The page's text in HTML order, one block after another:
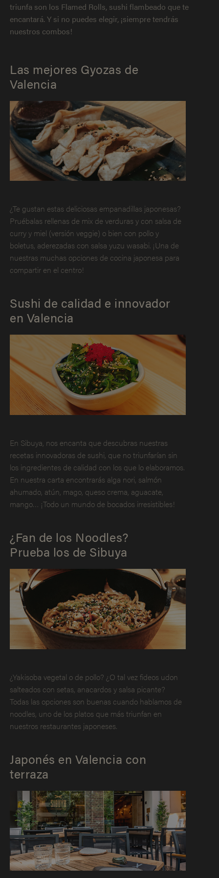
triunfa son los Flamed Rolls, sushi flambeado que te
encantará. Y si no puedes elegir, ¡siempre tendrás
nuestros combos!
Las mejores Gyozas de
Valencia
¿Te gustan estas deliciosas empanadillas japonesas?
Pruébalas rellenas de mix de verduras y con salsa de
curry y miel (versión veggie) o bien con pollo y
boletus, aderezadas con salsa yuzu wasabi. ¡Una de
nuestras muchas opciones de cocina japonesa para
compartir en el centro!
Sushi de calidad e innovador
en Valencia
En Sibuya, nos encanta que descubras nuestras
recetas innovadoras de sushi, que no triunfarían sin
los ingredientes de calidad con los que lo elaboramos.
En nuestra carta encontrarás alga nori, salmón
ahumado, atún, mago, queso crema, aguacate,
mango… ¡Todo un mundo de bocados irresistibles!
¿Fan de los Noodles?
Prueba los de Sibuya
¿Yakisoba vegetal o de pollo? ¿O tal vez fideos udon
salteados con setas, anacardos y salsa picante?
Todas las opciones son buenas cuando hablamos de
noodles, uno de los platos que más triunfan en
nuestros restaurantes japoneses.
Japonés en Valencia con
terraza